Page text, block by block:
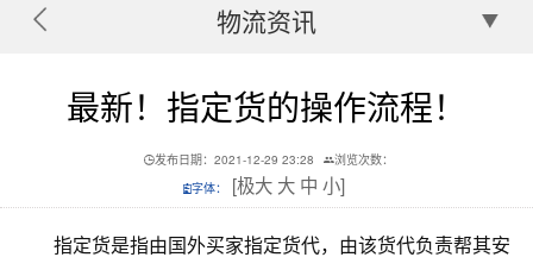
物流资讯
最新！指定货的操作流程！
发布日期：2021-12-29 23:28
浏览次数：
字体：
[极大 大 中 小]
指定货是指由国外买家指定货代，由该货代负责帮其安